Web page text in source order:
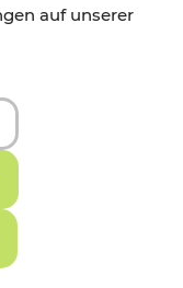
auf unserer